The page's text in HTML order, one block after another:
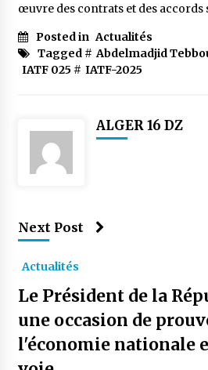
sensibilisation sur
3 semaines ago
Première voiture de
œuvre des contrats et des accords
Posted in Actualités
Tagged # Abdelmadjid
IATF 025# IATF-2025
ALGER 16 DZ
Next Post
Actualités
Le Président de la
une occasion de
l'économie nationale